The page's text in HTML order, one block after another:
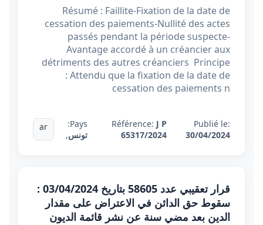
Résumé : Faillite-Fixation de la date de
cessation des paiements-Nullité des actes
passés pendant la période suspecte-
Avantage accordé à un créancier aux
détriments des autres créanciers Principe
: Attendu que la fixation de la date de
cessation des paiements n
Publié le:
30/04/2024
Référence: J P
65317/2024
Pays:
تونس,
ar
قرار تعقيبي عدد 58605 بتاريخ 03/04/2024 :
سقوط حق الدائن في الاعتراض على مقدار
الدين بعد مضي سنة عن نشر قائمة الديون